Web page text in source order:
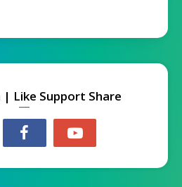
| Like Support Share